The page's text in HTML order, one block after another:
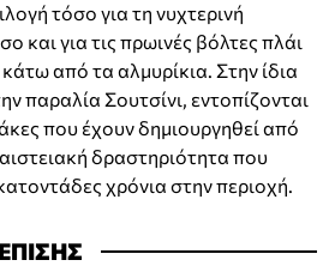
τόσο για τη νυχτερινή
και για τις πρωινές βόλτες πλάι
από τα αλμυρίκια. Στην ίδια
παραλία Σουτσίνι, εντοπίζονται
που έχουν δημιουργηθεί από
δραστηριότητα που
χρόνια στην περιοχή.